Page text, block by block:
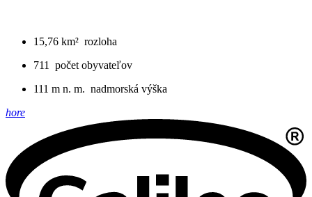
15,76 km² rozloha
711
počet obyvateľov
111 m n. m. nadmorská výška
hore